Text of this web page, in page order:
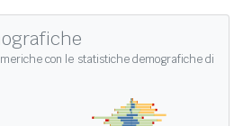
con le statistiche demografiche di